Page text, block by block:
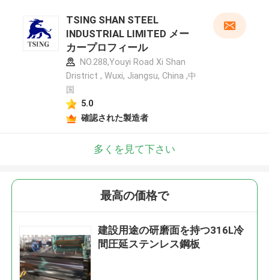
TSING SHAN STEEL
INDUSTRIAL LIMITED メー
カープロフィール
NO.288,Youyi Road Xi Shan
Dristrict , Wuxi, Jiangsu, China ,中
国
5.0
確認された製造者
多くを見て下さい
最高の価格で
建設用途の研磨面を持つ316L冷
間圧延ステンレス鋼板